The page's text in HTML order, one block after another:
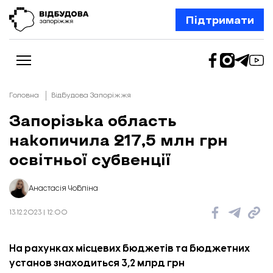
Підтримати
Новини
Відбудова Запоріжжя
Ексклюзив
Шлях додому
Відбудова. Життя
Про нас
Головна Відбудова Запоріжжя
Запорізька область
накопичила 217,5 млн грн
освітньої субвенції
Анастасія Чобліна
13.12.2023 | 12:00
На рахунках місцевих бюджетів та бюджетних
установ знаходиться 3,2 млрд грн